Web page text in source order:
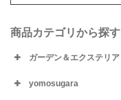
商品カテゴリから探す
ガーデン＆エクステリア
yomosugara